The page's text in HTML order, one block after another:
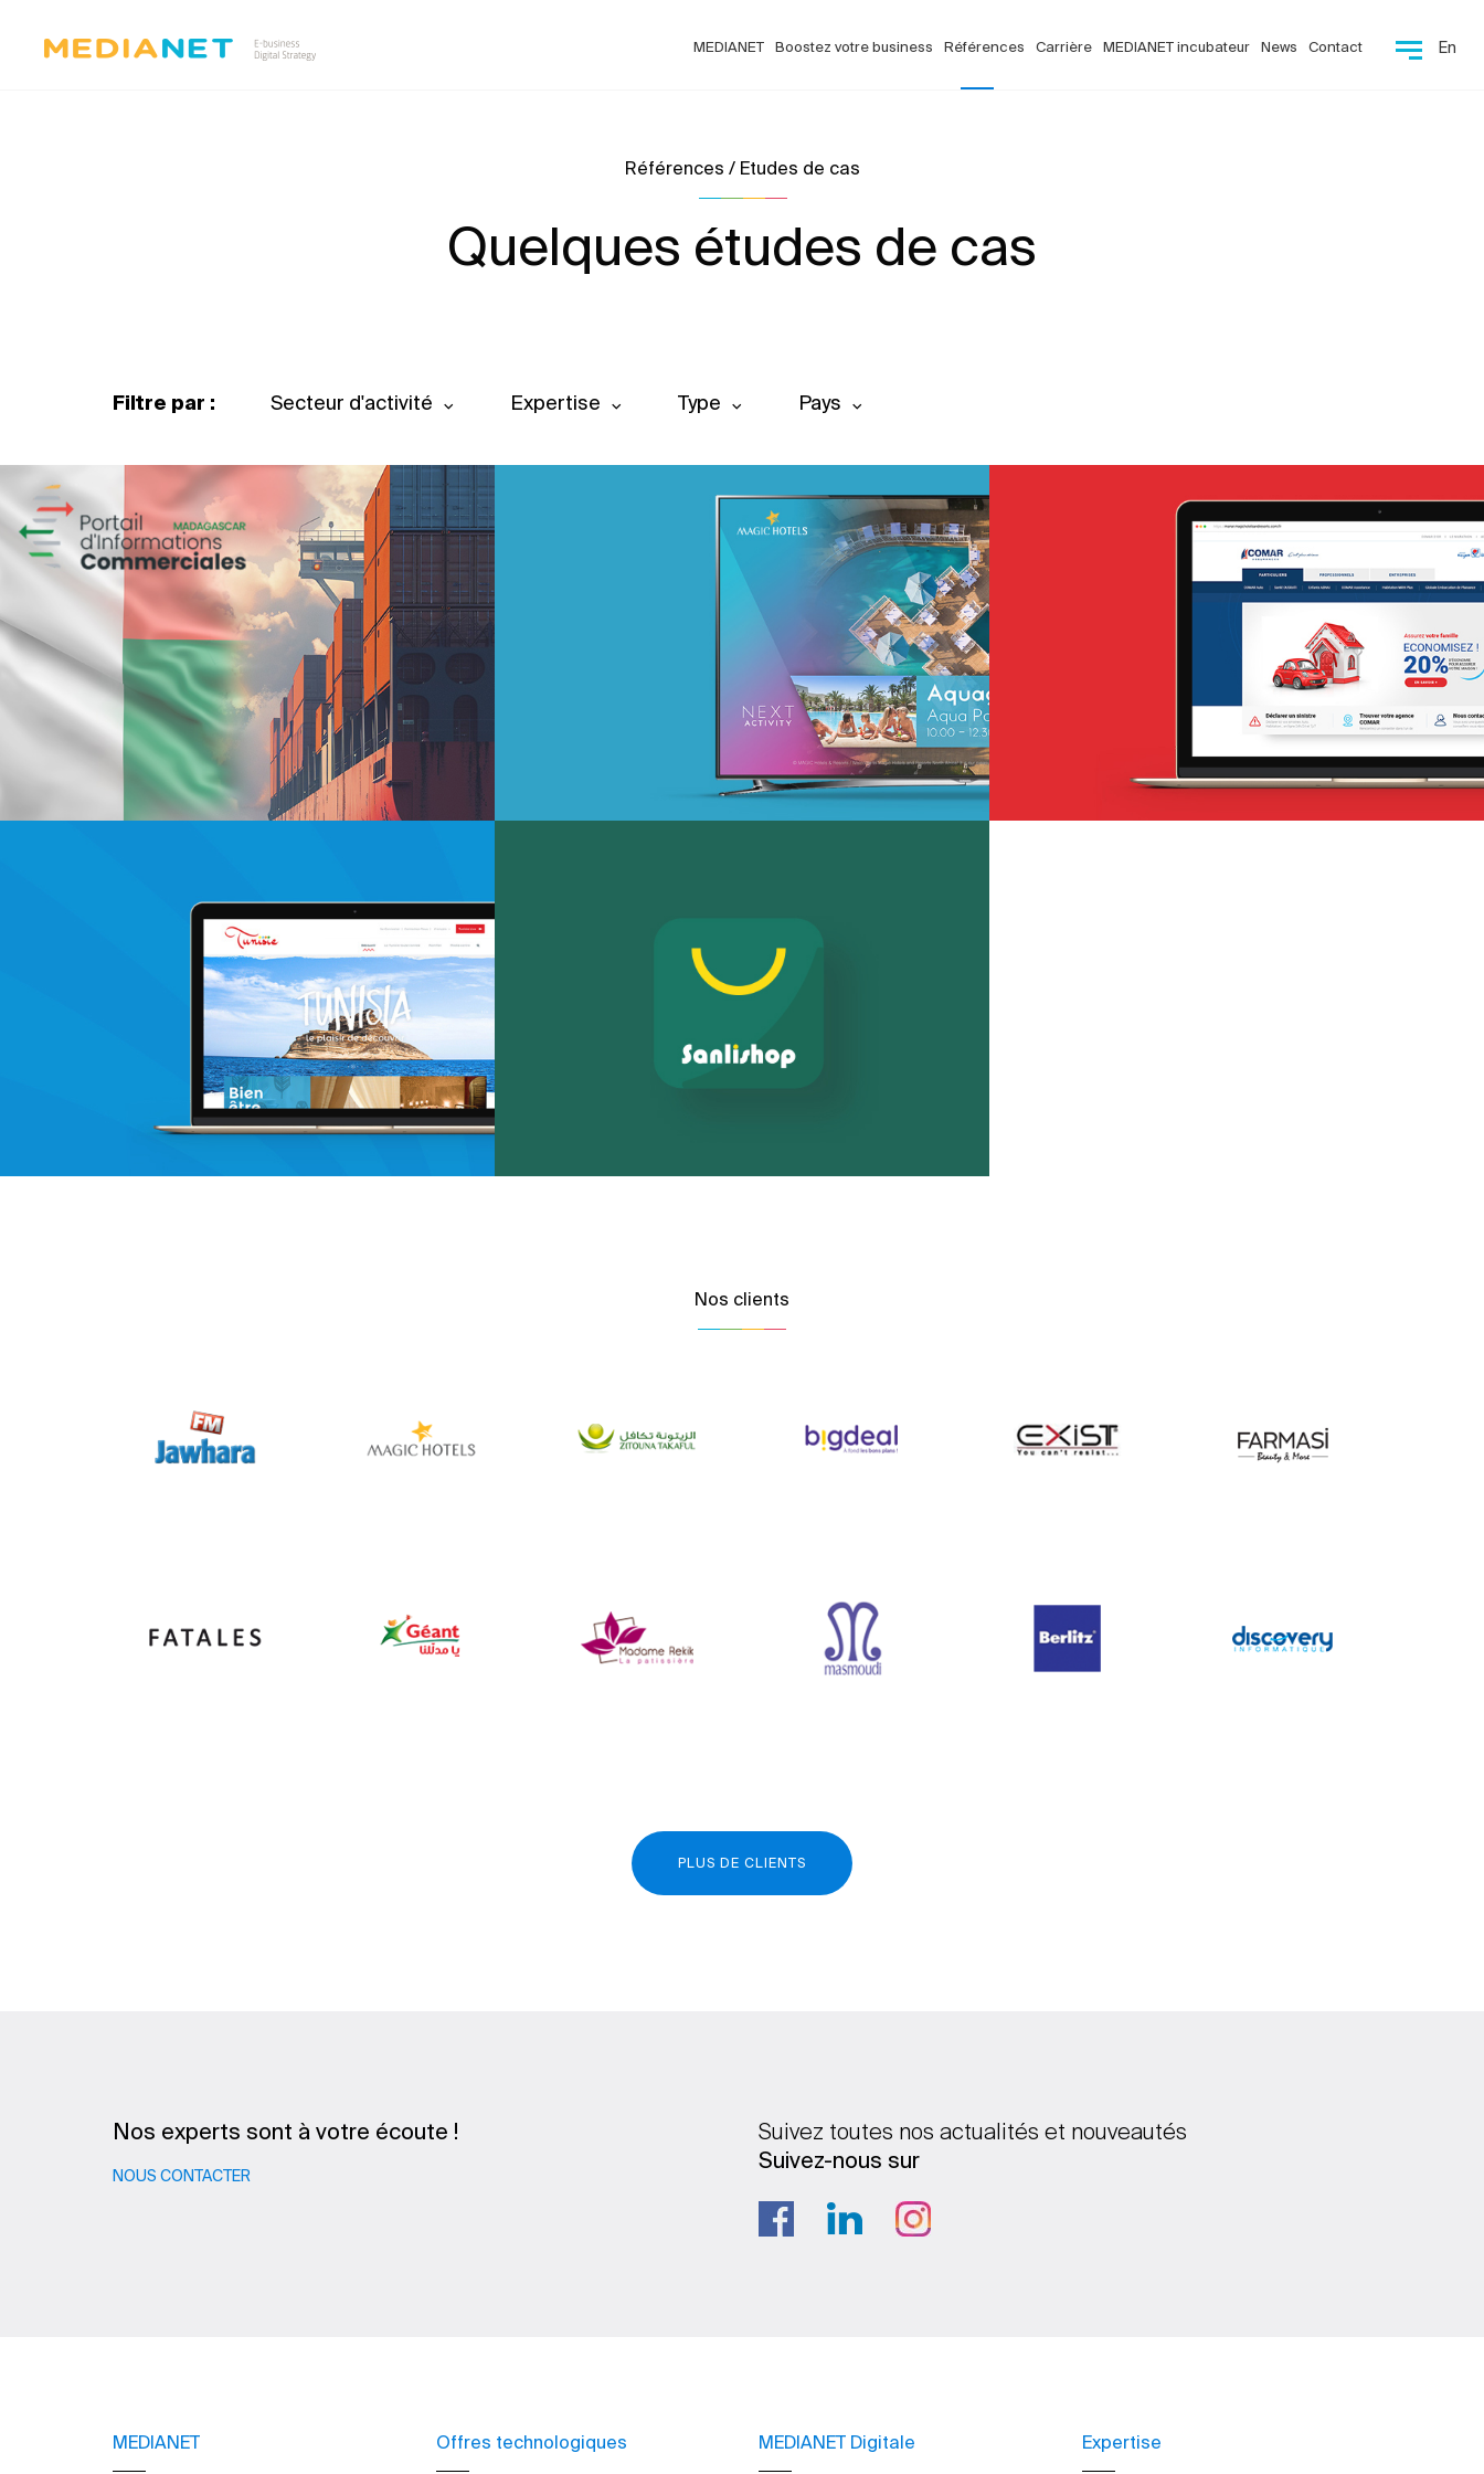
MEDIANET Boostez votre business Références Carrière MEDIANET incubateur News Contact En
Références / Etudes de cas
Quelques études de cas
Filtre par : Secteur d'activité Expertise Type Pays
Magic hôtels
Tourisme
Growth Marketing
Marketing Digital & Com 360°
Plateformes digitales
Stratégie Social Media
Activation digitale & média
Applications Mobiles
Web, Intranet et Extranet
Brand Content
Web, Intranet et Extranet
Nos clients
PLUS DE CLIENTS
Nos experts sont à votre écoute !
NOUS CONTACTER
Suivez toutes nos actualités et nouveautés
Suivez-nous sur
MEDIANET Offres technologiques MEDIANET Digitale Expertise